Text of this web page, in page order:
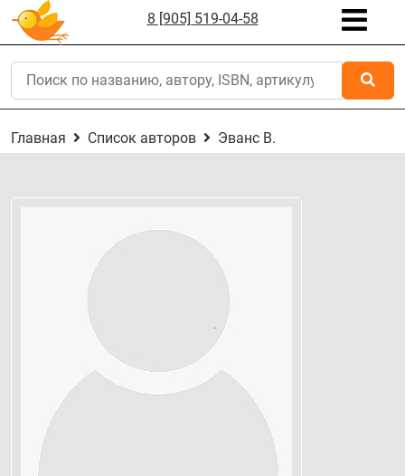
8 [905] 519-04-58
Главная Список авторов Эванс В.